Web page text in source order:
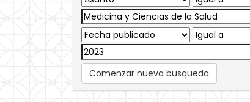
Comenzar nueva busqueda